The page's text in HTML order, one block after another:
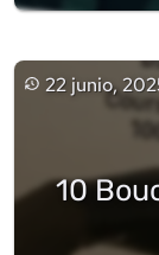
22 junio,
10